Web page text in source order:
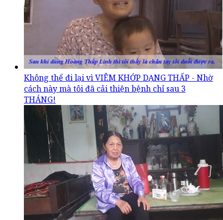
Không thể đi lại vì VIÊM KHỚP DẠNG THẤP - Nhờ
cách này mà tôi đã cải thiện bệnh chỉ sau 3
THÁNG!